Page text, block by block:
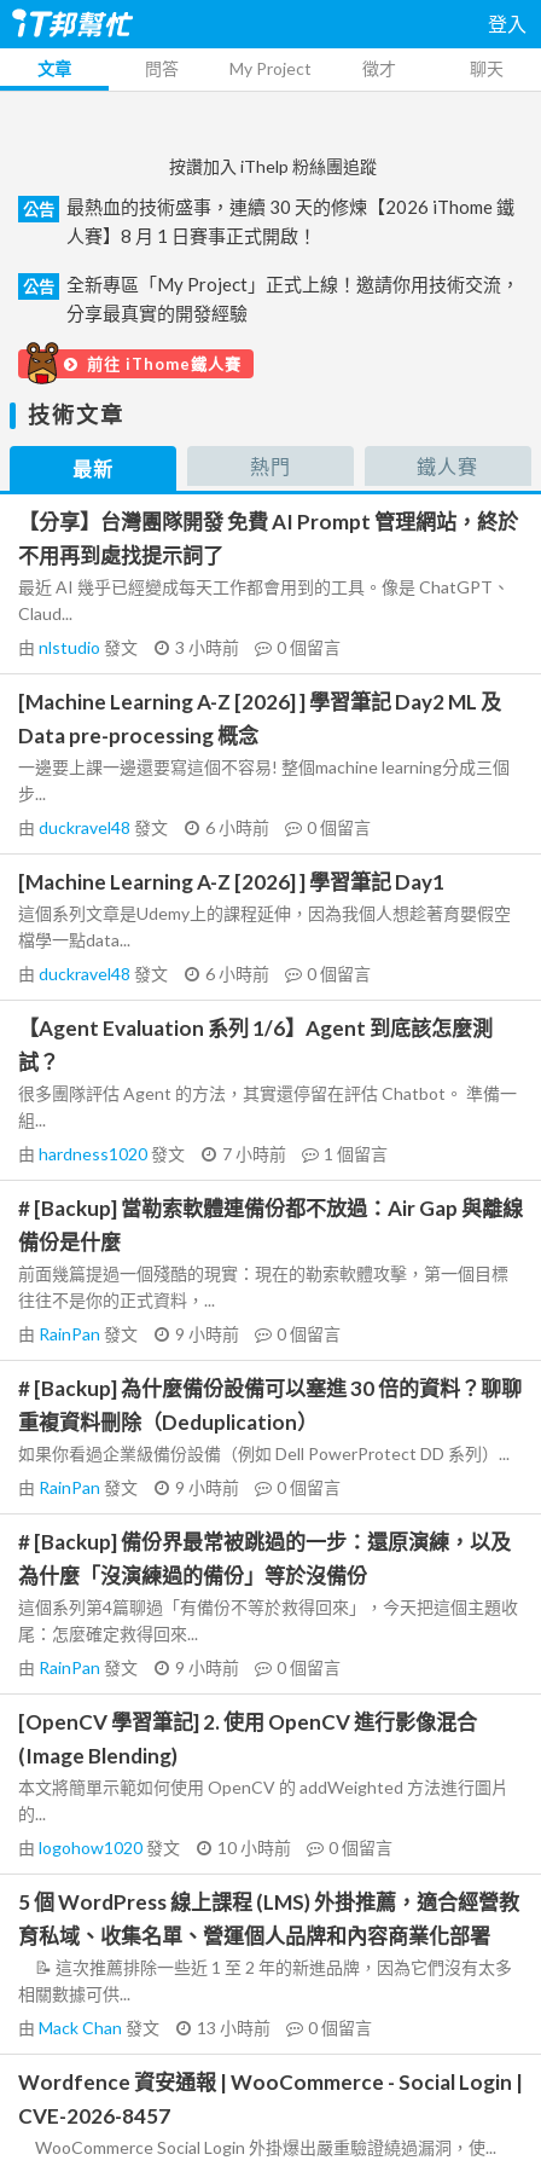
登入
文章 問答 My Project 徵才 聊天
按讚加入 iThelp 粉絲團追蹤
公告
最熱血的技術盛事，連續 30 天的修煉【2026 iThome 鐵
人賽】8 月 1 日賽事正式開啟！
公告
全新專區「My Project」正式上線！邀請你用技術交流，
分享最真實的開發經驗
前往 iThome鐵人賽
技術文章
最新 熱門 鐵人賽
【分享】台灣團隊開發 免費 AI Prompt 管理網站，終於
不用再到處找提示詞了
最近 AI 幾乎已經變成每天工作都會用到的工具。像是 ChatGPT、
Claud...
由 nlstudio 發文 3 小時前 0個留言
[Machine Learning A-Z [2026] ] 學習筆記 Day2 ML 及
Data pre-processing 概念
一邊要上課一邊還要寫這個不容易! 整個machine learning分成三個
步...
由 duckravel48 發文 6 小時前 0個留言
[Machine Learning A-Z [2026] ] 學習筆記 Day1
這個系列文章是Udemy上的課程延伸，因為我個人想趁著育嬰假空
檔學一點data...
由 duckravel48 發文 6 小時前 0個留言
【Agent Evaluation 系列 1/6】Agent 到底該怎麼測
試？
很多團隊評估 Agent 的方法，其實還停留在評估 Chatbot。 準備一
組...
由 hardness1020發文 7 小時前 1 個留言
# [Backup] 當勒索軟體連備份都不放過：Air Gap 與離線
備份是什麼
前面幾篇提過一個殘酷的現實：現在的勒索軟體攻擊，第一個目標
往往不是你的正式資料，...
由 RainPan 發文 9 小時前 0個留言
# [Backup] 為什麼備份設備可以塞進 30 倍的資料？聊聊
重複資料刪除（Deduplication）
如果你看過企業級備份設備（例如 Dell PowerProtect DD 系列）...
由 RainPan 發文 9 小時前 0個留言
# [Backup] 備份界最常被跳過的一步：還原演練，以及
為什麼「沒演練過的備份」等於沒備份
這個系列第4篇聊過「有備份不等於救得回來」，今天把這個主題收
尾：怎麼確定救得回來...
由 RainPan 發文 9 小時前 0個留言
[OpenCV 學習筆記] 2. 使用 OpenCV 進行影像混合
(Image Blending)
本文將簡單示範如何使用 OpenCV 的 addWeighted 方法進行圖片
的...
由 logohow1020發文 10 小時前 0個留言
5 個 WordPress 線上課程 (LMS) 外掛推薦，適合經營教
育私域、收集名單、營運個人品牌和內容商業化部署
📝 這次推薦排除一些近 1 至 2 年的新進品牌，因為它們沒有太多
相關數據可供...
由 Mack Chan 發文 13 小時前 0個留言
Wordfence 資安通報 | WooCommerce - Social Login |
CVE-2026-8457
WooCommerce Social Login 外掛爆出嚴重驗證繞過漏洞，使...